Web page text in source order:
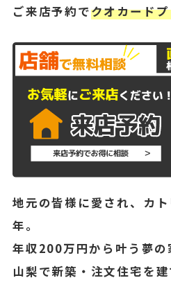
ご来店予約でクオカード
地元の皆様に愛され、カ
年。
年収200万円から叶う夢の
山梨で新築・注文住宅を